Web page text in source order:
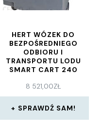
HERT WÓZEK DO
BEZPOŚREDNIEGO
ODBIORU I
TRANSPORTU LODU
SMART CART 240
8 521,00ZŁ
SPRAWDŹ SAM!